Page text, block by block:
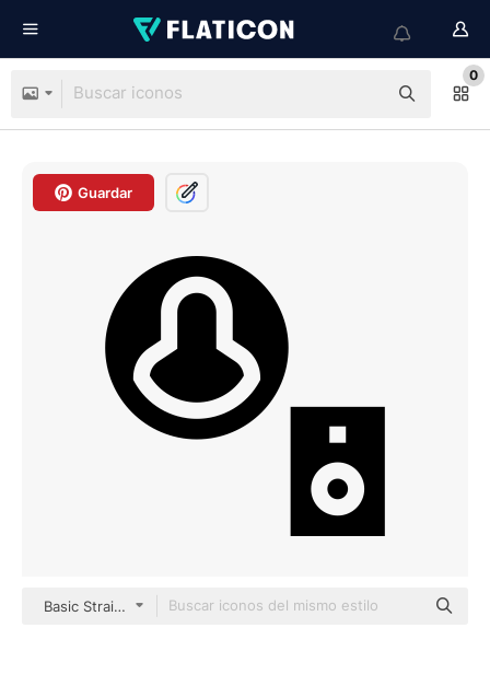
0
Guardar
Basic Straight Filled